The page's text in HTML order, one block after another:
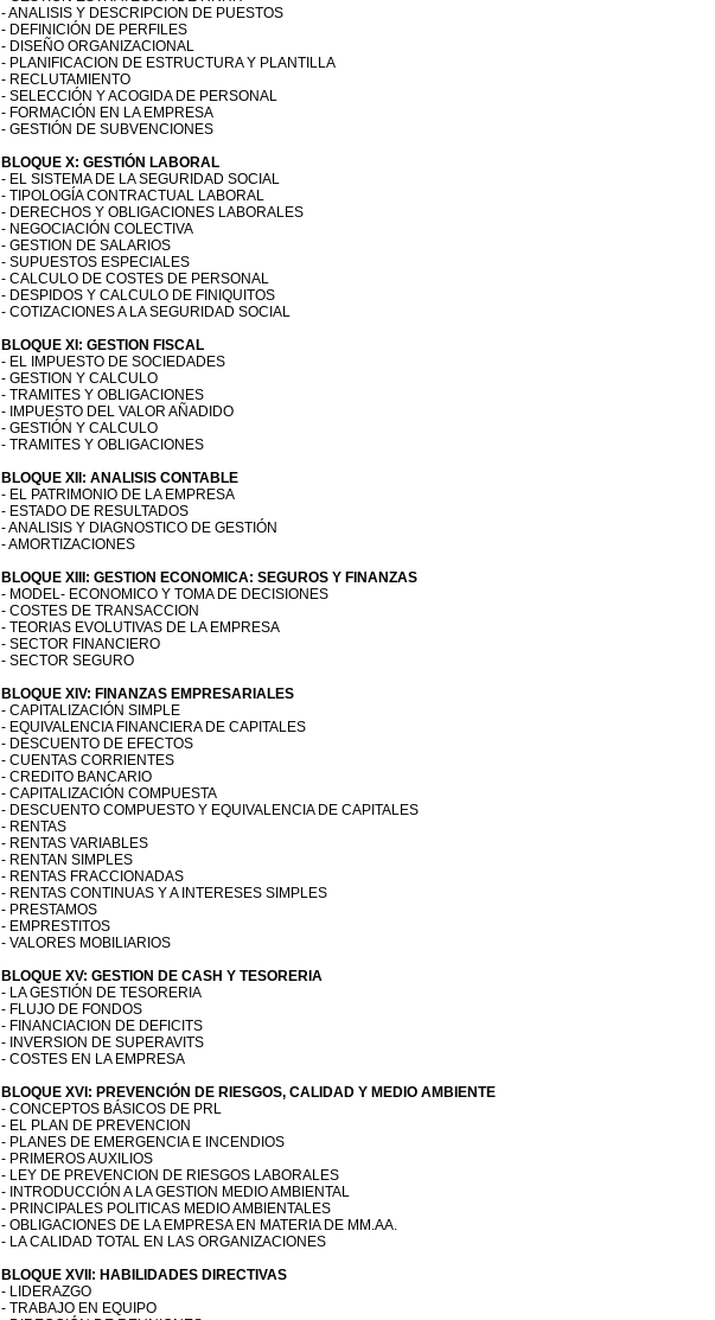
- ANALISIS Y DESCRIPCION DE PUESTOS
- DEFINICIÓN DE PERFILES
- DISEÑO ORGANIZACIONAL
- PLANIFICACION DE ESTRUCTURA Y PLANTILLA
- RECLUTAMIENTO
- SELECCIÓN Y ACOGIDA DE PERSONAL
- FORMACIÓN EN LA EMPRESA
- GESTIÓN DE SUBVENCIONES
BLOQUE X: GESTIÓN LABORAL
- EL SISTEMA DE LA SEGURIDAD SOCIAL
- TIPOLOGÍA CONTRACTUAL LABORAL
- DERECHOS Y OBLIGACIONES LABORALES
- NEGOCIACIÓN COLECTIVA
- GESTION DE SALARIOS
- SUPUESTOS ESPECIALES
- CALCULO DE COSTES DE PERSONAL
- DESPIDOS Y CALCULO DE FINIQUITOS
- COTIZACIONES A LA SEGURIDAD SOCIAL
BLOQUE XI: GESTION FISCAL
- EL IMPUESTO DE SOCIEDADES
- GESTION Y CALCULO
- TRAMITES Y OBLIGACIONES
- IMPUESTO DEL VALOR AÑADIDO
- GESTIÓN Y CALCULO
- TRAMITES Y OBLIGACIONES
BLOQUE XII: ANALISIS CONTABLE
- EL PATRIMONIO DE LA EMPRESA
- ESTADO DE RESULTADOS
- ANALISIS Y DIAGNOSTICO DE GESTIÓN
- AMORTIZACIONES
BLOQUE XIII: GESTION ECONOMICA: SEGUROS Y FINANZAS
- MODEL- ECONOMICO Y TOMA DE DECISIONES
- COSTES DE TRANSACCION
- TEORIAS EVOLUTIVAS DE LA EMPRESA
- SECTOR FINANCIERO
- SECTOR SEGURO
BLOQUE XIV: FINANZAS EMPRESARIALES
- CAPITALIZACIÓN SIMPLE
- EQUIVALENCIA FINANCIERA DE CAPITALES
- DESCUENTO DE EFECTOS
- CUENTAS CORRIENTES
- CREDITO BANCARIO
- CAPITALIZACIÓN COMPUESTA
- DESCUENTO COMPUESTO Y EQUIVALENCIA DE CAPITALES
- RENTAS
- RENTAS VARIABLES
- RENTAN SIMPLES
- RENTAS FRACCIONADAS
- RENTAS CONTINUAS Y A INTERESES SIMPLES
- PRESTAMOS
- EMPRESTITOS
- VALORES MOBILIARIOS
BLOQUE XV: GESTION DE CASH Y TESORERIA
- LA GESTIÓN DE TESORERIA
- FLUJO DE FONDOS
- FINANCIACION DE DEFICITS
- INVERSION DE SUPERAVITS
- COSTES EN LA EMPRESA
BLOQUE XVI: PREVENCIÓN DE RIESGOS, CALIDAD Y MEDIO AMBIENTE
- CONCEPTOS BÁSICOS DE PRL
- EL PLAN DE PREVENCION
- PLANES DE EMERGENCIA E INCENDIOS
- PRIMEROS AUXILIOS
- LEY DE PREVENCION DE RIESGOS LABORALES
- INTRODUCCIÓN A LA GESTION MEDIO AMBIENTAL
- PRINCIPALES POLITICAS MEDIO AMBIENTALES
- OBLIGACIONES DE LA EMPRESA EN MATERIA DE MM.AA.
- LA CALIDAD TOTAL EN LAS ORGANIZACIONES
BLOQUE XVII: HABILIDADES DIRECTIVAS
- LIDERAZGO
- TRABAJO EN EQUIPO